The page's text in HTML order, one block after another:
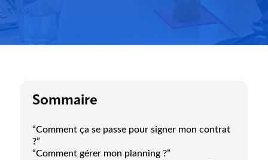
Sommaire
“Comment ça se passe pour signer mon contrat
?”
“Comment gérer mon planning ?”